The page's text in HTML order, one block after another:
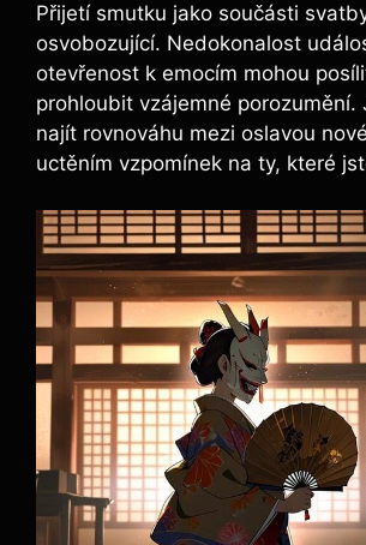
Přijetí smutku jako součásti
osvobozující. Nedokonalost
otevřenost k emocím mohou
prohloubit vzájemné porozumění.
najít rovnováhu mezi oslavou
uctěním vzpomínek na ty, které